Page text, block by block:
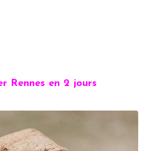
Rennes en 2 jours